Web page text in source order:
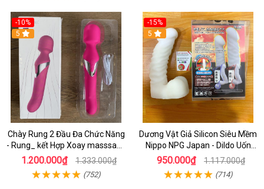
-10%
5
Chày Rung 2 Đầu Đa Chức Năng
- Rung_ kết Hợp Xoay masssage
Điểm G cao Cấp
1.200.000₫ 1.333.000₫
(752)
-15%
5
Dương Vật Giả Silicon Siêu Mềm
Nippo NPG Japan - Dildo Uốn
Cong Tùy Thích
950.000₫ 1.117.000₫
(714)